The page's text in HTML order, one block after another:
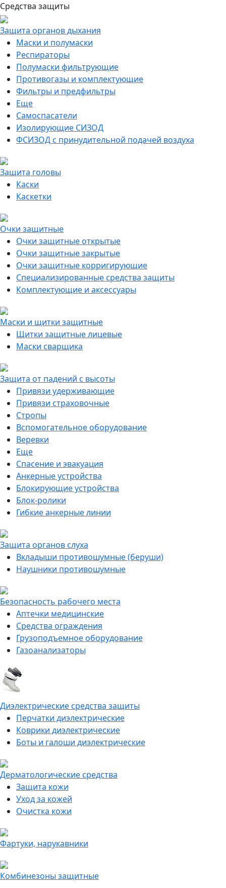
Средства защиты
Защита органов дыхания
Маски и полумаски
Респираторы
Полумаски фильтрующие
Противогазы и комплектующие
Фильтры и предфильтры
Еще
Самоспасатели
Изолирующие СИЗОД
ФСИЗОД с принудительной подачей воздуха
Защита головы
Каски
Каскетки
Очки защитные
Очки защитные открытые
Очки защитные закрытые
Очки защитные корригирующие
Специализированные средства защиты
Комплектующие и аксессуары
Маски и щитки защитные
Щитки защитные лицевые
Маски сварщика
Защита от падений с высоты
Привязи удерживающие
Привязи страховочные
Стропы
Вспомогательное оборудование
Веревки
Еще
Спасение и эвакуация
Анкерные устройства
Блокирующие устройства
Блок-ролики
Гибкие анкерные линии
Защита органов слуха
Вкладыши противошумные (беруши)
Наушники противошумные
Безопасность рабочего места
Аптечки медицинские
Средства ограждения
Грузоподъемное оборудование
Газоанализаторы
Диэлектрические средства защиты
Перчатки диэлектрические
Коврики диэлектрические
Боты и галоши диэлектрические
Дерматологические средства
Защита кожи
Уход за кожей
Очистка кожи
Фартуки, нарукавники
Комбинезоны защитные